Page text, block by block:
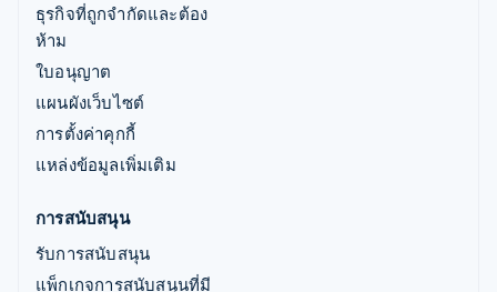
ธุรกิจที่ถูกจำกัดและต้อง
ห้าม
ใบอนุญาต
แผนผังเว็บไซต์
การตั้งค่าคุกกี้
แหล่งข้อมูลเพิ่มเติม
การสนับสนุน
รับการสนับสนุน
แพ็กเกจการสนับสนุนที่มี